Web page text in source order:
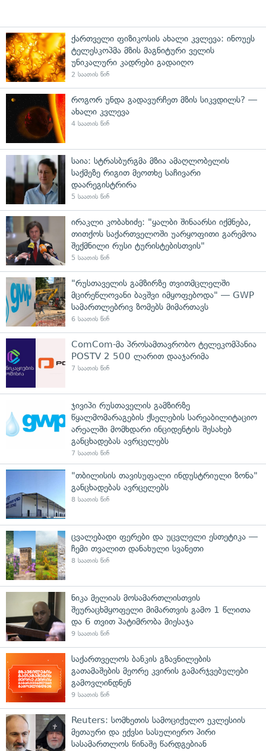
ქართველი ფიზიკოსის ახალი კვლევა: ინოუეს
ტელესკოპმა მზის მაგნიტური ველის
უნიკალური კადრები გადაიღო
2 საათის წინ
როგორ უნდა გადავურჩეთ მზის სიკვდილს? —
ახალი კვლევა
4 საათის წინ
საია: სტრასბურგმა მზია ამაღლობელის
საქმეზე რიგით მეოთხე საჩივარი
დაარეგისტრირა
5 საათის წინ
ირაკლი კობახიძე: "ყალბი შინაარსი იქმნება,
თითქოს საქართველოში უარყოფითი გარემოა
შექმნილი რუსი ტურისტებისთვის"
5 საათის წინ
"რუსთაველის გამზირზე თვითმცლელში
მცირეწლოვანი ბავშვი იმყოფებოდა" — GWP
სამართლებრივ ზომებს მიმართავს
6 საათის წინ
ComCom-მა პროსამთავრობო ტელეკომპანია
POSTV 2 500 ლარით დააჯარიმა
7 საათის წინ
ჯივიპი რუსთაველის გამზირზე
წყალმომარაგების ქსელების სარეაბილიტაციო
არეალში მომხდარი ინციდენტის შესახებ
განცხადებას ავრცელებს
7 საათის წინ
"თბილისის თავისუფალი ინდუსტრიული ზონა"
განცხადებას ავრცელებს
8 საათის წინ
ცვალებადი ფერები და უცვლელი ესთეტიკა —
ჩემი თვალით დანახული სვანეთი
8 საათის წინ
ნიკა მელიას მოსამართლისთვის
შეურაცხმყოფელი მიმართვის გამო 1 წლითა
და 6 თვით პატიმრობა მიესაჯა
9 საათის წინ
საქართველოს ბანკის გზავნილების
გათამაშების მეორე კვირის გამარჯვებულები
გამოვლინდნენ
9 საათის წინ
Reuters: სომხეთის სამოციქულო ეკლესიის
მეთაური და ექვსი სასულიერო პირი
სასამართლოს წინაშე წარდგებიან